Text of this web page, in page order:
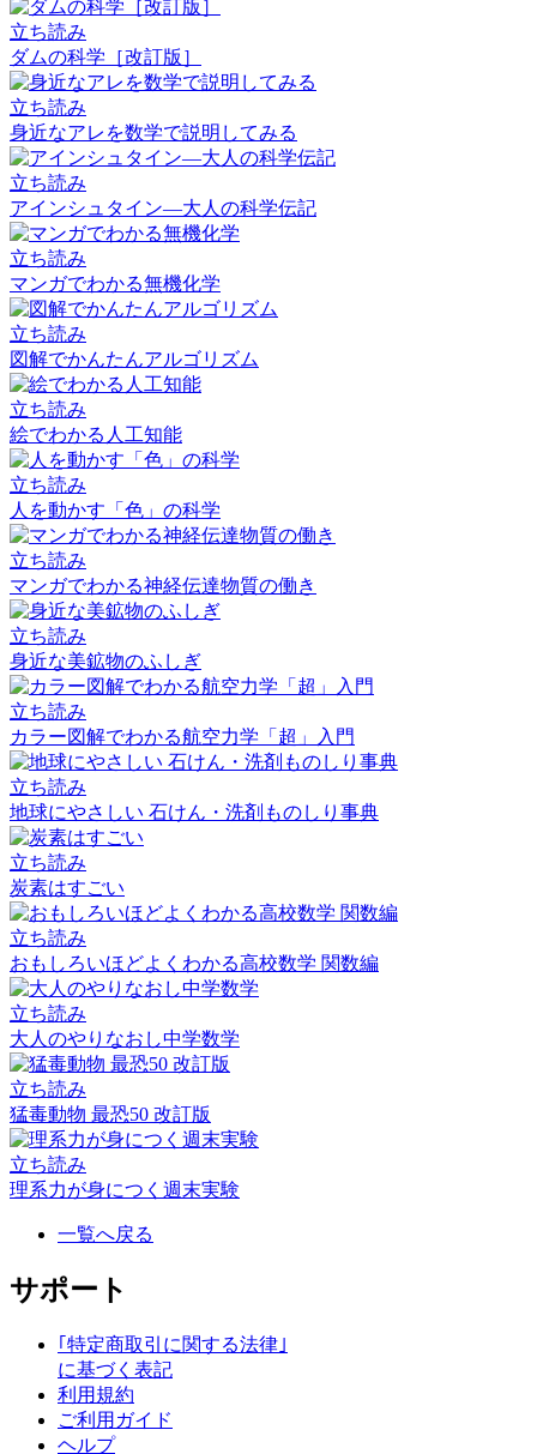
立ち読み
ダムの科学［改訂版］
立ち読み
身近なアレを数学で説明してみる
立ち読み
アインシュタイン―大人の科学伝記
立ち読み
マンガでわかる無機化学
立ち読み
図解でかんたんアルゴリズム
立ち読み
絵でわかる人工知能
立ち読み
人を動かす「色」の科学
立ち読み
マンガでわかる神経伝達物質の働き
立ち読み
身近な美鉱物のふしぎ
立ち読み
カラー図解でわかる航空力学「超」入門
立ち読み
地球にやさしい 石けん・洗剤ものしり事典
立ち読み
炭素はすごい
立ち読み
おもしろいほどよくわかる高校数学 関数編
立ち読み
大人のやりなおし中学数学
立ち読み
猛毒動物 最恐50 改訂版
立ち読み
理系力が身につく週末実験
一覧へ戻る
サポート
｢特定商取引に関する法律｣
に基づく表記
利用規約
ご利用ガイド
ヘルプ